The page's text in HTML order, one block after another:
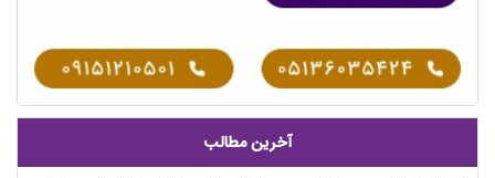
آخرین مطالب